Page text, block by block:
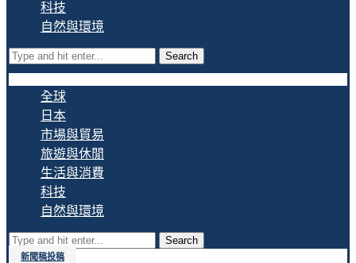
科技
自然與環境
Search
全球
日本
市場與貿易
旅遊與休閒
生活與消費
科技
自然與環境
Search
新聞稿投稿